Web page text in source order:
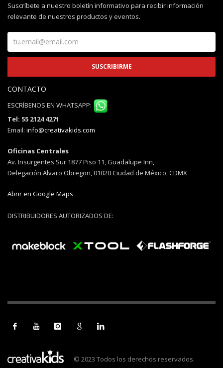
Suscríbete a nuestro boletín informativo para recibir información
relevante de nuestros productos y eventos.
CONTACTO
ESCRÍBENOS EN WHATSAPP:
Tel: 55 2124 4271
Email: info@creativakids.com
Oficinas Centrales
Av. Insurgentes Sur 1877 Piso 11, Guadalupe Inn,
Delegación Alvaro Obregon, 01020 Ciudad de México, CDMX
Abrir en Google Maps
DISTRIBUIDORES AUTORIZADOS DE:
© 2023 Todos los derechos reservados.